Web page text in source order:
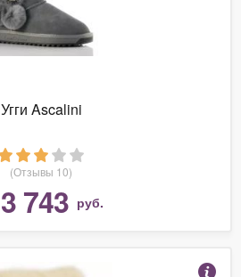
Угги Ascalini
(Отзывы 10)
3 743 руб.